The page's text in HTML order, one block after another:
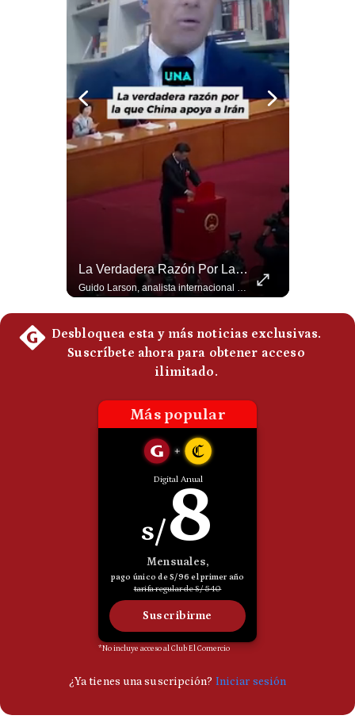
Frecuentes
La Verdadera Razón Por La Que China Apoya A Irán | Gestión Mundo
Guido Larson, analista internacional explica que la guerra no puede entenderse únicamente como un enfrentamiento entre Estados Unidos e Irán, sino también dentro de la competencia global entre Washington y Pekín. El analista sostiene que China mantiene su relación petrolera con Irán y que le interesa que Estados Unidos consuma recursos y pierda influencia. 🚀 ¿Quieres entender el mundo sin ruido? Únete a nuestra comunidad y forma parte del cambio. #GestiónNewsroomLive #NoticiasGlobales #AnálisisGeopolítico #EconomíaMundial #IA #Geopolítica #LatinosEnUSA #NoticiasEnEspañol 👉 Suscríbete y activa la campana para no perderte nuestro análisis diario. 🌎 Síguenos en nuestras redes sociales: 📌 Web oficial: https://gestion.pe/mundo/ 📌 LinkedIn: http://bit.ly/3HYIET0 📌 X (Twitter): http://bit.ly/4noZtX9 📌 TikTok: http://bit.ly/4evB6TO